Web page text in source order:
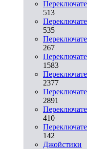
513
535
267
1583
2377
2891
410
142
Джойстики